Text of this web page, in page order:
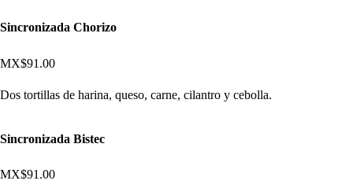
Sincronizada Chorizo
MX$91.00
Dos tortillas de harina, queso, carne, cilantro y cebolla.
Sincronizada Bistec
MX$91.00